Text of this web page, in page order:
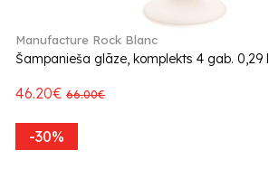
Manufacture Rock Blanc
Šampanieša glāze, komplekts 4 gab. 0,29 l
46.20€ 66.00€
-30%